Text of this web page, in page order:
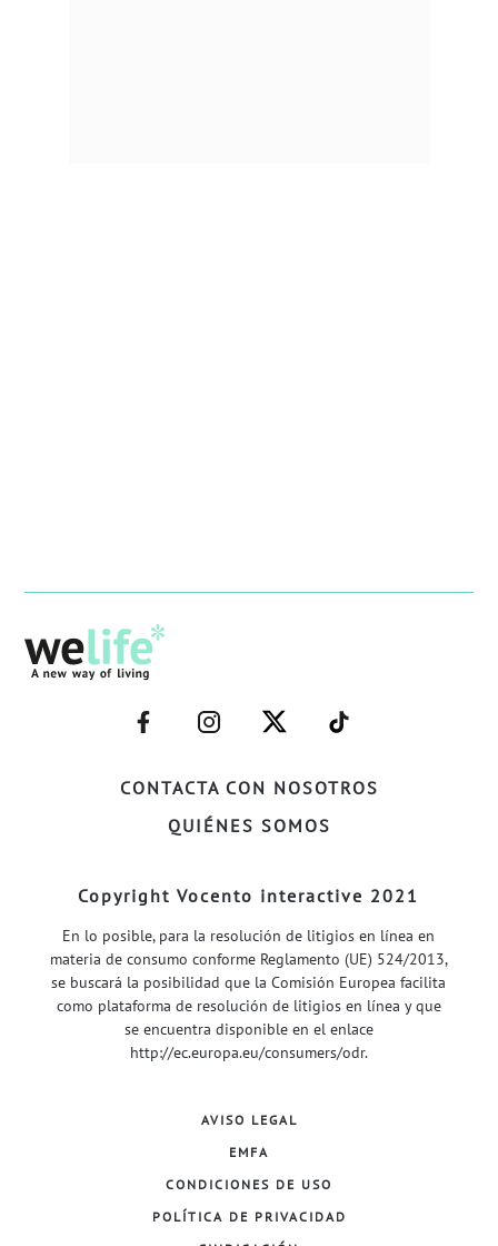
CONTACTA CON NOSOTROS
QUIÉNES SOMOS
–
FACEBOOK–
–
INSTAGRAM–
–
TWITTER–
–
WELIFE–
Copyright Vocento interactive 2021
En lo posible, para la resolución de litigios en línea en
materia de consumo conforme Reglamento (UE) 524/2013,
se buscará la posibilidad que la Comisión Europea facilita
como plataforma de resolución de litigios en línea y que
se encuentra disponible en el enlace
http://ec.europa.eu/consumers/odr.
AVISO LEGAL
EMFA
CONDICIONES DE USO
POLÍTICA DE PRIVACIDAD